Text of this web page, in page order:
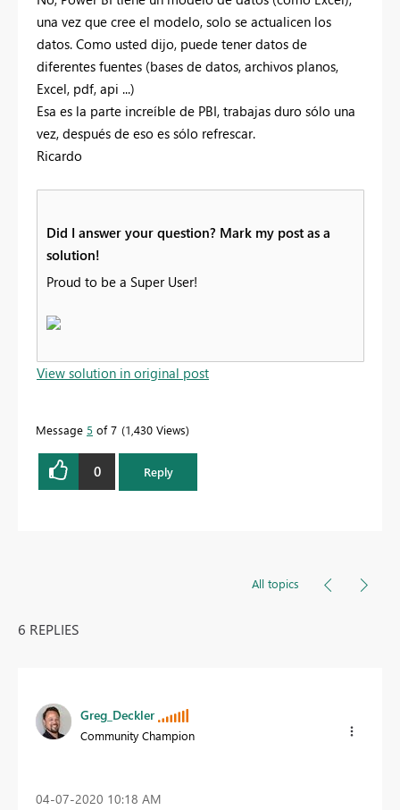
una vez que cree el modelo, solo se actualicen los
datos. Como usted dijo, puede tener datos de
diferentes fuentes (bases de datos, archivos planos,
Excel, pdf, api ...)
Esa es la parte increíble de PBI, trabajas duro sólo una
vez, después de eso es sólo refrescar.
Ricardo
Did I answer your question? Mark my post as a
solution!
Proud to be a Super User!
View solution in original post
Message 5 of 7 1,430 Views
0 Reply
All topics
6 REPLIES
Greg_Deckler
Community Champion
‎04-07-2020 10:18 AM